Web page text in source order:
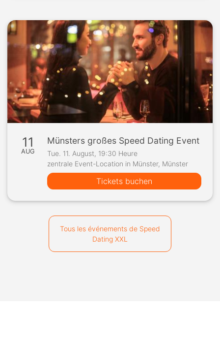
11
AUG
Münsters großes Speed Dating Event
Tue. 11. August, 19:30 Heure
zentrale Event-Location in Münster, Münster
Tickets buchen
Tous les événements de Speed
Dating XXL